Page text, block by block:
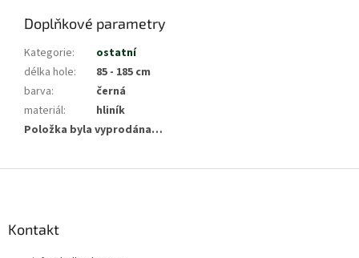
Doplňkové parametry
Kategorie:
ostatní
délka hole:
85 - 185 cm
barva:
černá
materiál:
hliník
Položka byla vyprodána…
Kontakt